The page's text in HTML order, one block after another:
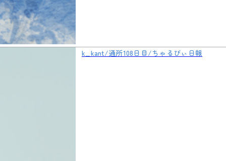
k_kant/通所108日目/ちゃるびぃ日報